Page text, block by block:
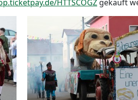
HTTSCOGZ gekauft